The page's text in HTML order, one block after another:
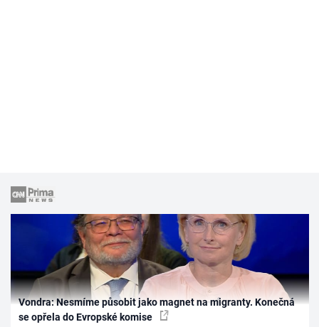
Vondra: Nesmíme působit jako magnet na migranty. Konečná
se opřela do Evropské komise